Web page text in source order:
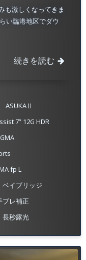
も激しくなってきま
い臨港地区でダウ
続きを読む
ASUKAⅡ
7” 12G HDR
fp L
ベイブリッジ
ブレ補正
長秒露光